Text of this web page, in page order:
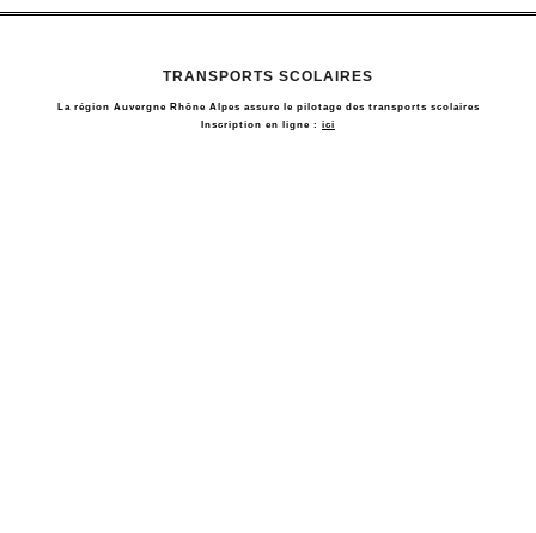
TRANSPORTS SCOLAIRES
La région Auvergne Rhône Alpes assure le pilotage des transports scolaires
Inscription en ligne : ici